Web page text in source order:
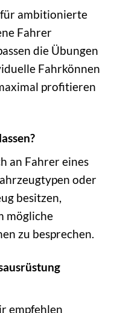
für ambitionierte
Fahrer
die Übungen
Fahrkönnen
profitieren
an Fahrer eines
oder
besitzen,
mögliche
zu besprechen.
empfehlen